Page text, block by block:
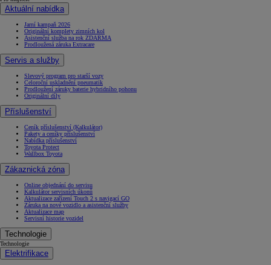
Aktuální nabídka
Jarní kampaň 2026
Originální komplety zimních kol
Asistenční služba na rok ZDARMA
Prodloužená záruka Extracare
Servis a služby
Slevový program pro starší vozy
Celoroční uskladnění pneumatik
Prodloužení záruky baterie hybridního pohonu
Originální díly
Příslušenství
Ceník příslušenství (Kalkulátor)
Pakety a ceníky příslušenství
Nabídka příslušenství
Toyota Protect
Wallbox Toyota
Zákaznická zóna
Online objednání do servisu
Kalkulátor servisních úkonů
Aktualizace zařízení Touch 2 s navigací GO
Záruka na nové vozidlo a asistenční služby
Aktualizace map
Servisní historie vozidel
Technologie
Technologie
Elektrifikace